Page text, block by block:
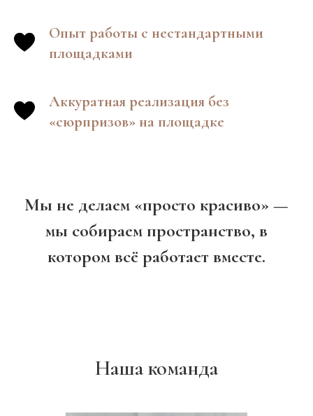
Опыт работы с нестандартными
площадками
Аккуратная реализация без
«сюрпризов» на площадке
Мы не делаем «просто красиво» —
мы собираем пространство, в
котором всё работает вместе.
Наша команда